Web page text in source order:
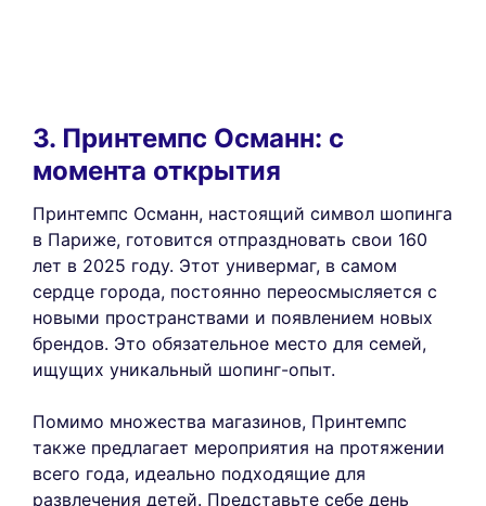
3. Принтемпс Османн: с
момента открытия
Принтемпс Османн, настоящий символ шопинга
в Париже, готовится отпраздновать свои 160
лет в 2025 году. Этот универмаг, в самом
сердце города, постоянно переосмысляется с
новыми пространствами и появлением новых
брендов. Это обязательное место для семей,
ищущих уникальный шопинг-опыт.
Помимо множества магазинов, Принтемпс
также предлагает мероприятия на протяжении
всего года, идеально подходящие для
развлечения детей. Представьте себе день